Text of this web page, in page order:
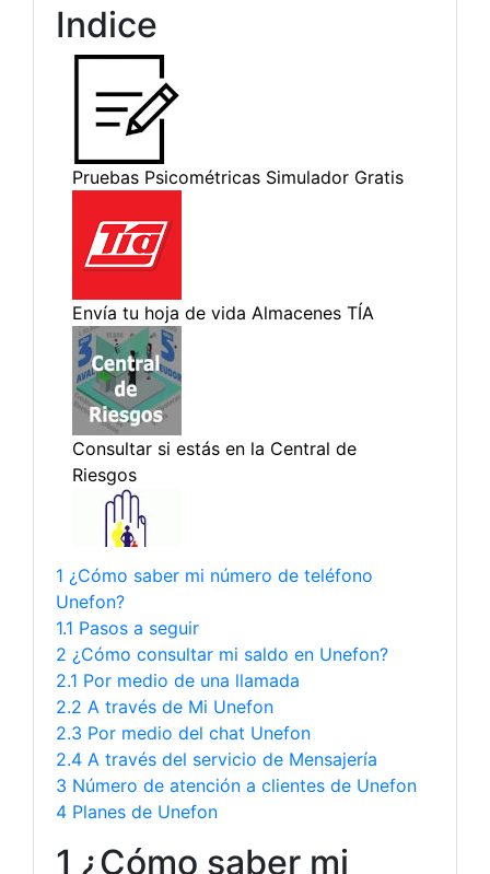
Indice
1 ¿Cómo saber mi número de teléfono
Unefon?
1.1 Pasos a seguir
2 ¿Cómo consultar mi saldo en Unefon?
2.1 Por medio de una llamada
2.2 A través de Mi Unefon
2.3 Por medio del chat Unefon
2.4 A través del servicio de Mensajería
3 Número de atención a clientes de Unefon
4 Planes de Unefon
1 ¿Cómo saber mi